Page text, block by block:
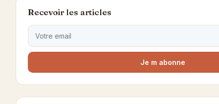
Recevoir les articles
Je m abonne